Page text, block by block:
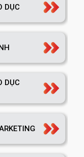
DỤC
DỤC